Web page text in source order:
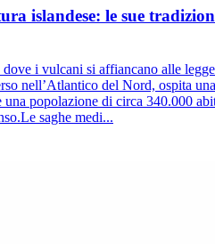
islandese: le sue
i vulcani si affiancano alle
nell’Atlantico del Nord, ospita una
una popolazione di circa 340.000
saghe medi...